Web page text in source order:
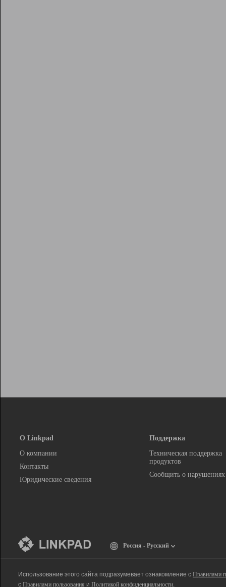
О Linkpad
О компании
Контакты
Юридические сведения
Поддержка
Техническая поддержка
продуктов
Сообщить о нарушениях
Россия - Русский
Использование этого сайта подразумевает ознакомление с Правилами
с Правилами пользования и Политикой конфиденциальности.